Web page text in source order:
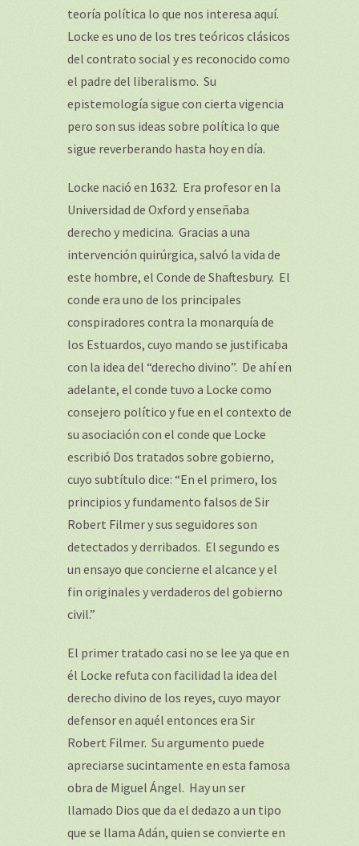
teoría política lo que nos interesa aquí.
Locke es uno de los tres teóricos clásicos
del contrato social y es reconocido como
el padre del liberalismo. Su
epistemología sigue con cierta vigencia
pero son sus ideas sobre política lo que
sigue reverberando hasta hoy en día.
Locke nació en 1632. Era profesor en la
Universidad de Oxford y enseñaba
derecho y medicina. Gracias a una
intervención quirúrgica, salvó la vida de
este hombre, el Conde de Shaftesbury. El
conde era uno de los principales
conspiradores contra la monarquía de
los Estuardos, cuyo mando se justificaba
con la idea del “derecho divino”. De ahí en
adelante, el conde tuvo a Locke como
consejero político y fue en el contexto de
su asociación con el conde que Locke
escribió Dos tratados sobre gobierno,
cuyo subtítulo dice: “En el primero, los
principios y fundamento falsos de Sir
Robert Filmer y sus seguidores son
detectados y derribados. El segundo es
un ensayo que concierne el alcance y el
fin originales y verdaderos del gobierno
civil.”
El primer tratado casi no se lee ya que en
él Locke refuta con facilidad la idea del
derecho divino de los reyes, cuyo mayor
defensor en aquél entonces era Sir
Robert Filmer. Su argumento puede
apreciarse sucintamente en esta famosa
obra de Miguel Ángel. Hay un ser
llamado Dios que da el dedazo a un tipo
que se llama Adán, quien se convierte en